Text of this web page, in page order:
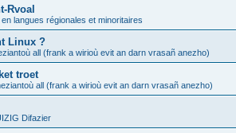
Rvoal
langues régionales et minoritaires
Linux ?
all (frank a wirioù evit an darn vrasañ anezho)
troet
all (frank a wirioù evit an darn vrasañ anezho)
Difazier